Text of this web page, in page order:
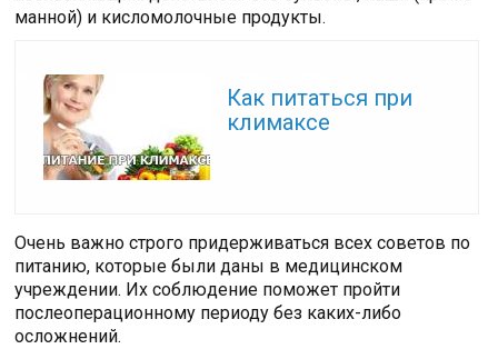
манной) и кисломолочные продукты.
Как питаться при
климаксе
Очень важно строго придерживаться всех советов по
питанию, которые были даны в медицинском
учреждении. Их соблюдение поможет пройти
послеоперационному периоду без каких-либо
осложнений.